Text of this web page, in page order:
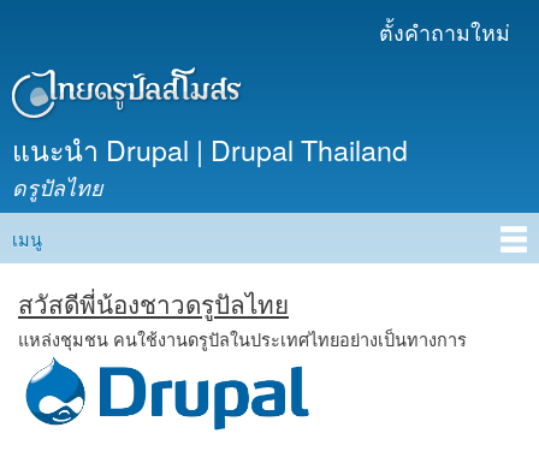
เนื้อหา
ตั้งคำถามใหม่
แนะนำ Drupal | Drupal Thailand
ดรูปัลไทย
Main menu
เมนู
สวัสดีพี่น้องชาวดรูปัลไทย
แหล่งชุมชน คนใช้งานดรูปัลในประเทศไทยอย่างเป็นทางการ